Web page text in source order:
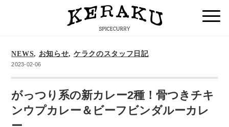
NEWS, お知らせ, ケラクのスタッフ日記
2023-02-06
がっつり系の新カレー2種！骨つきチキ
ンウプカレー＆ビーフビンダルーカレ